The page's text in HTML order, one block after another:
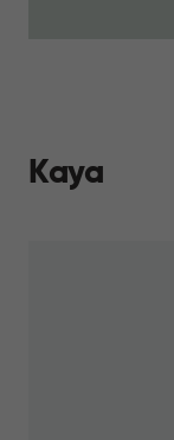
Kaya